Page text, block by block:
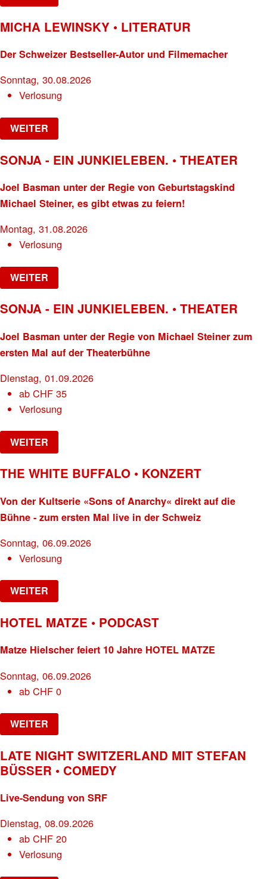
MICHA LEWINSKY • LITERATUR
Der Schweizer Bestseller-Autor und Filmemacher
Sonntag, 30.08.2026
Verlosung
WEITER
SONJA - EIN JUNKIELEBEN. • THEATER
Joel Basman unter der Regie von Geburtstagskind
Michael Steiner, es gibt etwas zu feiern!
Montag, 31.08.2026
Verlosung
WEITER
SONJA - EIN JUNKIELEBEN. • THEATER
Joel Basman unter der Regie von Michael Steiner zum
ersten Mal auf der Theaterbühne
Dienstag, 01.09.2026
abCHF 35
Verlosung
WEITER
THE WHITE BUFFALO • KONZERT
Von der Kultserie «Sons of Anarchy« direkt auf die
Bühne - zum ersten Mal live in der Schweiz
Sonntag, 06.09.2026
Verlosung
WEITER
HOTEL MATZE • PODCAST
Matze Hielscher feiert 10 Jahre HOTEL MATZE
Sonntag, 06.09.2026
abCHF 0
WEITER
LATE NIGHT SWITZERLAND MIT STEFAN
BÜSSER • COMEDY
Live-Sendung von SRF
Dienstag, 08.09.2026
abCHF 20
Verlosung